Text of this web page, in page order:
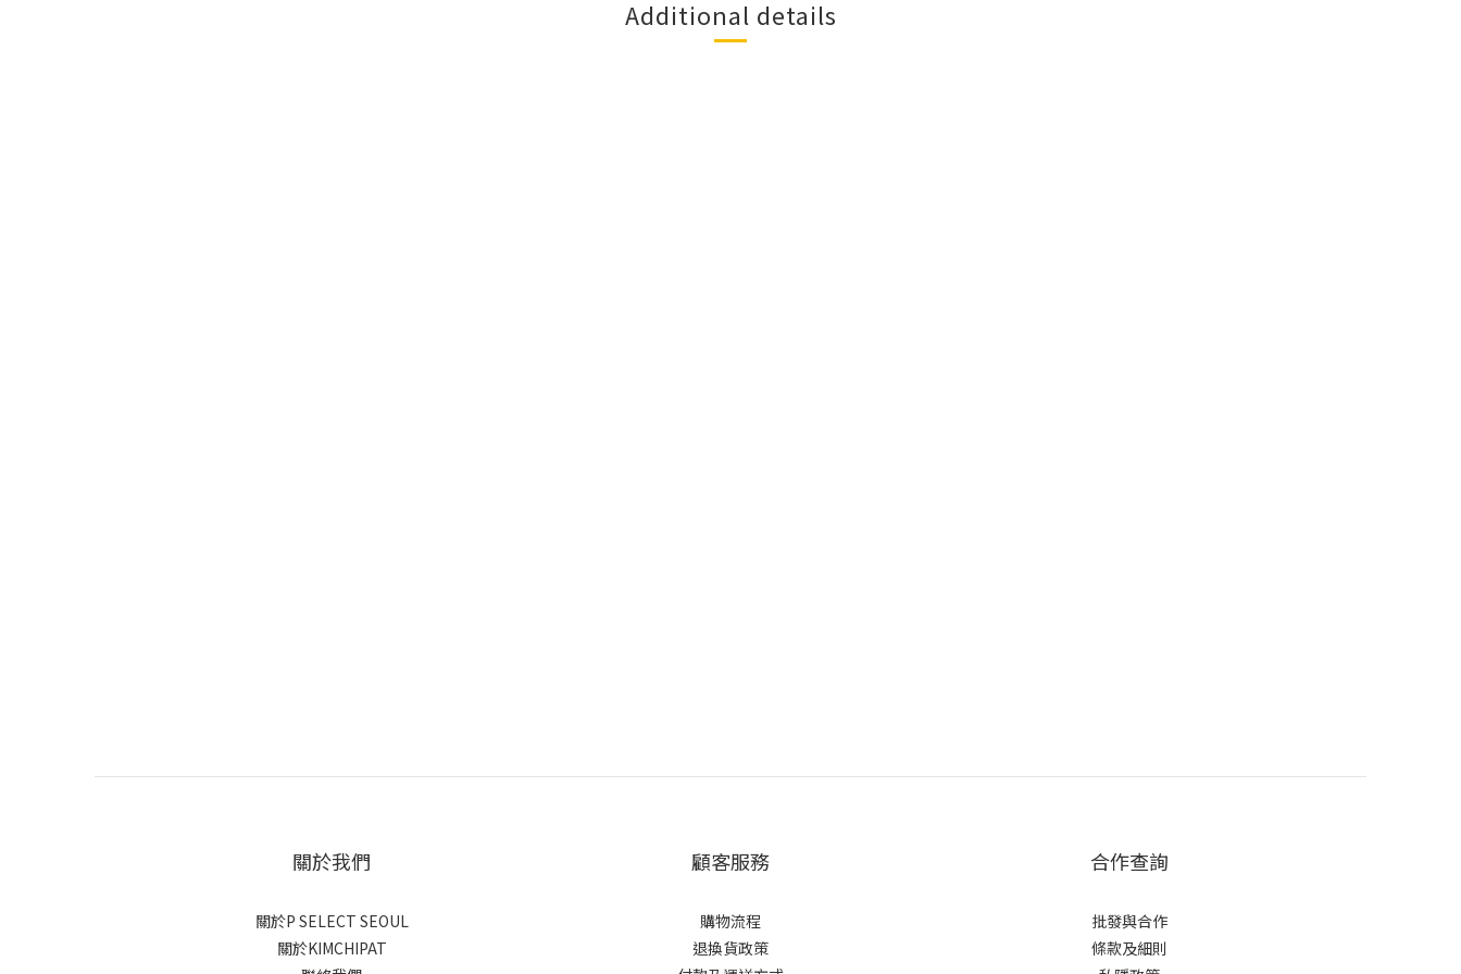
Additional details
關於我們
關於P SELECT SEOUL
關於KIMCHIPAT
顧客服務
購物流程
退換貨政策
合作查詢
批發與合作
條款及細則